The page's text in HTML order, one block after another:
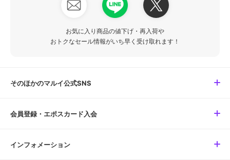
お気に入り商品の値下げ・再入荷や
おトクなセール情報がいち早く受け取れます！
そのほかのマルイ公式SNS
会員登録・エポスカード入会
インフォメーション